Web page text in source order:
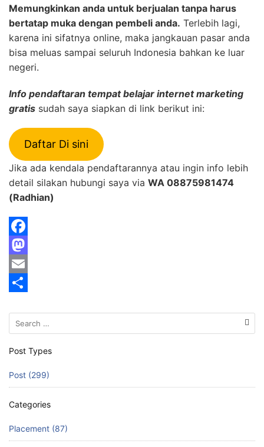
Memungkinkan anda untuk berjualan tanpa harus
bertatap muka dengan pembeli anda. Terlebih lagi,
karena ini sifatnya online, maka jangkauan pasar anda
bisa meluas sampai seluruh Indonesia bahkan ke luar
negeri.
Info pendaftaran tempat belajar internet marketing
gratis sudah saya siapkan di link berikut ini:
Daftar Di sini
Jika ada kendala pendaftarannya atau ingin info lebih
detail silakan hubungi saya via WA 08875981474
(Radhian)
F
a
c
o
k
M
a
d
o
E
lr
e
Search
for:
Post Types
Post (299)
Categories
Placement (87)